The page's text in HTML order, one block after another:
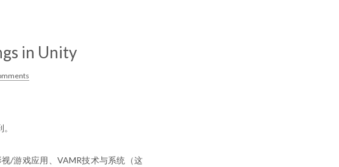
in Unity
/游戏应用、VAMR技术与系统（这